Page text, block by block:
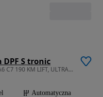
S tronic
1968 cm3 • 190 KM • Sprzedam Audi A6 C7 190 KM LIFT, ULTRA AVANT SPORT, tornado grey
Automatyczna